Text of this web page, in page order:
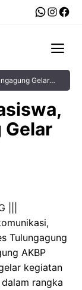
Gelar
Gelar
|||
Tulungagung
AKBP
kegiatan
rangka